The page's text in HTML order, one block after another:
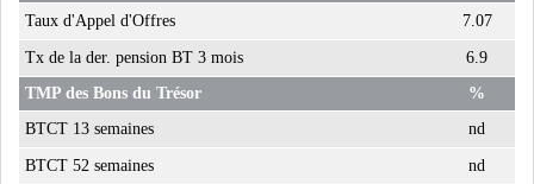
Taux d'Appel d'Offres
7.07
Tx de la der. pension BT 3 mois
6.9
TMP des Bons du Trésor
%
BTCT 13 semaines
nd
BTCT 52 semaines nd